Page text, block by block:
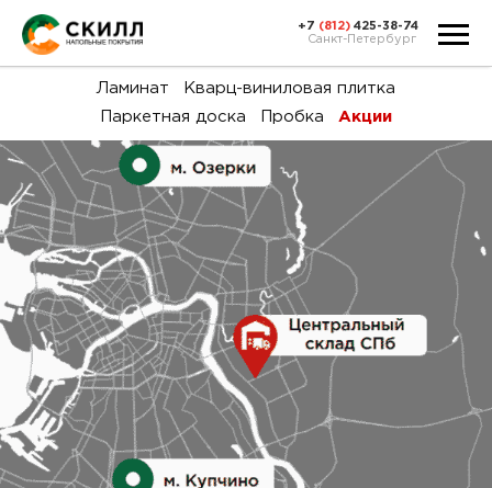
и
+7 (812) 425-38-74
Санкт-Петербург
Ламинат
Кварц-виниловая плитка
Паркетная доска
Пробка Акции